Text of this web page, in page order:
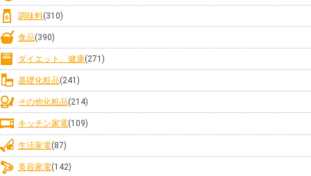
調味料(310)
食品(390)
ダイエット、健康(271)
基礎化粧品(241)
その他化粧品(214)
キッチン家電(109)
生活家電(87)
美容家電(142)